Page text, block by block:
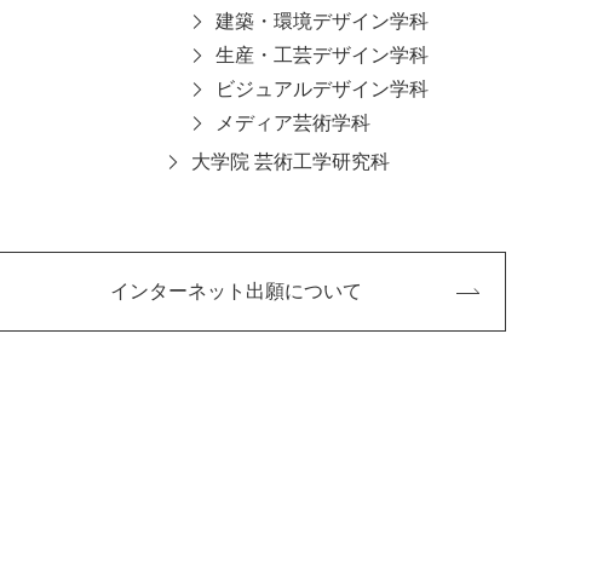
建築・環境デザイン学科
生産・工芸デザイン学科
ビジュアルデザイン学科
メディア芸術学科
大学院 芸術工学研究科
インターネット出願について